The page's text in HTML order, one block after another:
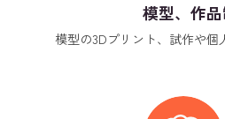
模型、作
模型の3Dプリント、試作や個